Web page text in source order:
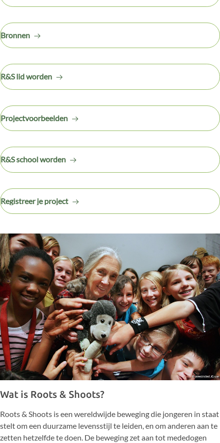
Bronnen
R&S lid worden
Projectvoorbeelden
R&S school worden
Registreer je project
Wat is Roots & Shoots?
Roots & Shoots is een wereldwijde beweging die jongeren in staat
stelt om een duurzame levensstijl te leiden, en om anderen aan te
zetten hetzelfde te doen. De beweging zet aan tot mededogen